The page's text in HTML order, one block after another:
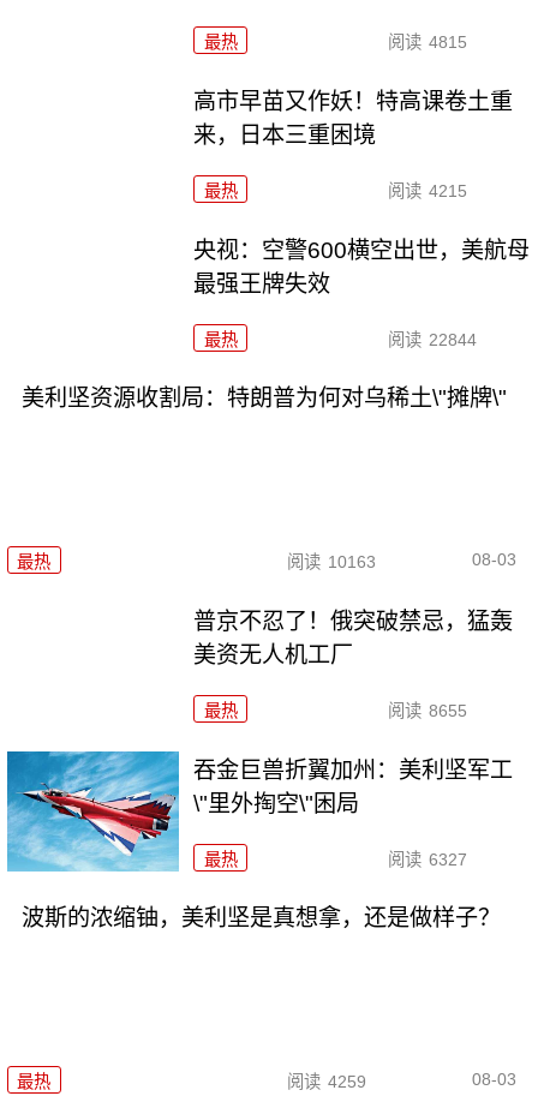
最热 阅读 4815
高市早苗又作妖！特高课卷土重
来，日本三重困境
最热 阅读 4215
央视：空警600横空出世，美航母
最强王牌失效
最热 阅读 22844
美利坚资源收割局：特朗普为何对乌稀土\"摊牌\"
最热 阅读 10163 08-03
普京不忍了！俄突破禁忌，猛轰
美资无人机工厂
最热 阅读 8655
吞金巨兽折翼加州：美利坚军工
\"里外掏空\"困局
最热 阅读 6327
波斯的浓缩铀，美利坚是真想拿，还是做样子？
最热 阅读 4259 08-03